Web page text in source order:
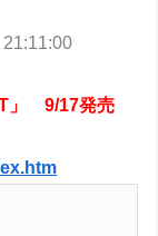
」 9/17発売